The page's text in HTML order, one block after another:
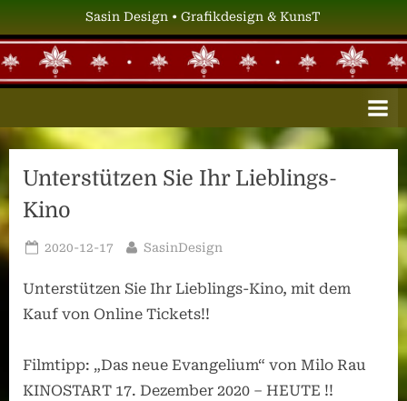
to
content
Sasin Design • Grafikdesign & KunsT
S
S
N
E
I
Grafikdesign
&
Unterstützen Sie Ihr Lieblings-
Kino
Posted
2020-12-17 By
SasinDesign
Unterstützen Sie Ihr Lieblings-Kino, mit dem
Kauf von Online Tickets!!
Filmtipp: „Das neue Evangelium“ von Milo Rau
KINOSTART 17. Dezember 2020 – HEUTE !!